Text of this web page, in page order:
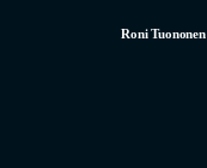
Roni Tuononen